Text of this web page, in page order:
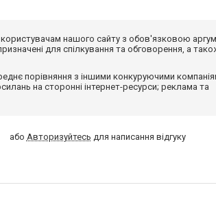
нашого сайту з обов'язковою
для спілкування та обговорення, а
порівняння з іншими конкуруючими
на сторонні інтернет-ресурси; реклама та
або Авторизуйтесь для написання відгуку